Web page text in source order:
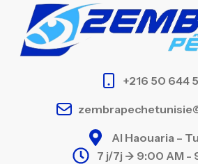
+216 50 644
Al Haouaria –
7 j/7j -> 9:00 AM -